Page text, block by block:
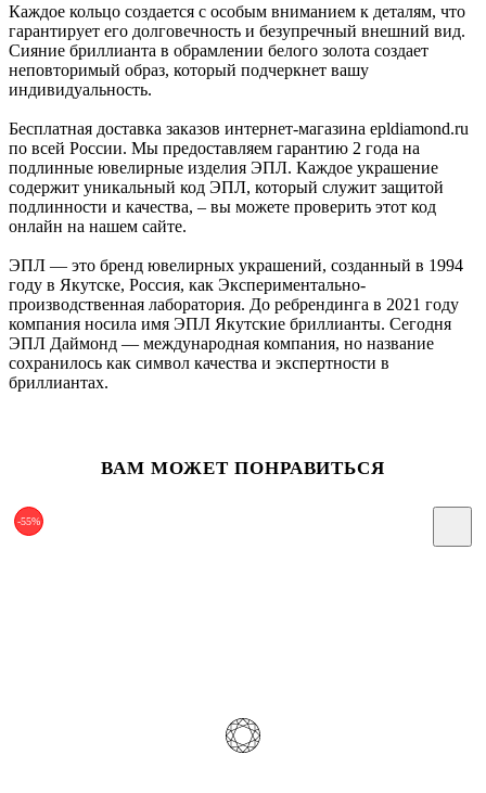
Каждое кольцо создается с особым вниманием к деталям, что
гарантирует его долговечность и безупречный внешний вид.
Сияние бриллианта в обрамлении белого золота создает
неповторимый образ, который подчеркнет вашу
индивидуальность.
Бесплатная доставка заказов интернет-магазина epldiamond.ru
по всей России. Мы предоставляем гарантию 2 года на
подлинные ювелирные изделия ЭПЛ. Каждое украшение
содержит уникальный код ЭПЛ, который служит защитой
подлинности и качества, – вы можете проверить этот код
онлайн на нашем сайте.
ЭПЛ — это бренд ювелирных украшений, созданный в 1994
году в Якутске, Россия, как Экспериментально-
производственная лаборатория. До ребрендинга в 2021 году
компания носила имя ЭПЛ Якутские бриллианты. Сегодня
ЭПЛ Даймонд — международная компания, но название
сохранилось как символ качества и экспертности в
бриллиантах.
ВАМ МОЖЕТ ПОНРАВИТЬСЯ
-55%